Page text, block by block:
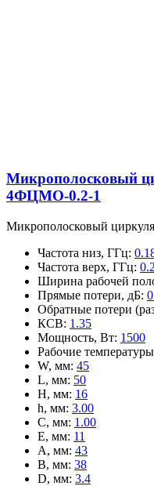
Микрополосковый
4ФЦМО-0.2-1
Микрополосковый
Частота низ, ГГц:
Частота верх, ГГц:
Ширина рабочей
Прямые потери, дБ:
Обратные потери
КСВ: 1.35
Мощность, Вт: 1500
Рабочие
W, мм: 45
L, мм: 50
H, мм: 16
h, мм: 3.00
C, мм: 1.00
E, мм: 11
A, мм: 43
B, мм: 38
D, мм: 3.4